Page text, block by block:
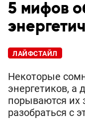
5 мифов
ЛАЙФСТАЙЛ
Некоторые
энергетиков, а
порываются их
разобраться с